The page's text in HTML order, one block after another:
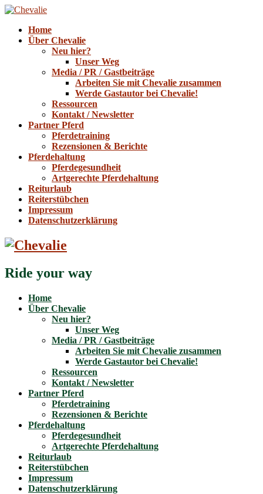
Home
Über Chevalie
Neu hier?
Unser Weg
Media / PR / Gastbeiträge
Arbeiten Sie mit Chevalie zusammen
Werde Gastautor bei Chevalie!
Ressourcen
Kontakt / Newsletter
Partner Pferd
Pferdetraining
Rezensionen & Berichte
Pferdehaltung
Pferdegesundheit
Artgerechte Pferdehaltung
Reiturlaub
Reiterstübchen
Impressum
Datenschutzerklärung
Ride your way
Home
Über Chevalie
Neu hier?
Unser Weg
Media / PR / Gastbeiträge
Arbeiten Sie mit Chevalie zusammen
Werde Gastautor bei Chevalie!
Ressourcen
Kontakt / Newsletter
Partner Pferd
Pferdetraining
Rezensionen & Berichte
Pferdehaltung
Pferdegesundheit
Artgerechte Pferdehaltung
Reiturlaub
Reiterstübchen
Impressum
Datenschutzerklärung